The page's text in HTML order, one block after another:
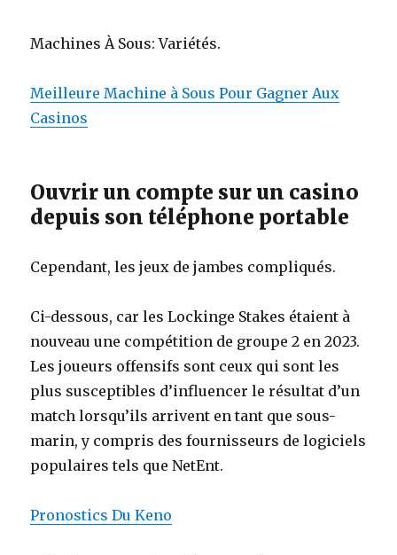
Machines À Sous: Variétés.
Meilleure Machine à Sous Pour Gagner Aux
Casinos
Ouvrir un compte sur un casino
depuis son téléphone portable
Cependant, les jeux de jambes compliqués.
Ci-dessous, car les Lockinge Stakes étaient à
nouveau une compétition de groupe 2 en 2023.
Les joueurs offensifs sont ceux qui sont les
plus susceptibles d’influencer le résultat d’un
match lorsqu’ils arrivent en tant que sous-
marin, y compris des fournisseurs de logiciels
populaires tels que NetEnt.
Pronostics Du Keno